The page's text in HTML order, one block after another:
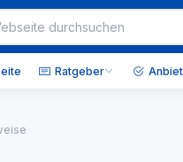
Ratgeber